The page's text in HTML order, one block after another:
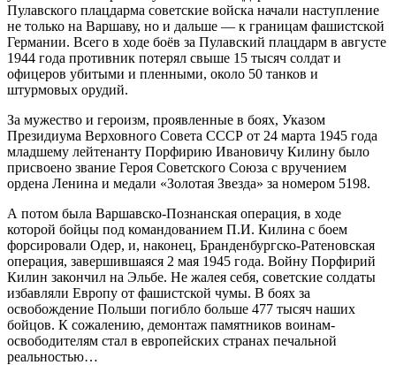
Пулавского плацдарма советские войска начали наступление
не только на Варшаву, но и дальше — к границам фашистской
Германии. Всего в ходе боёв за Пулавский плацдарм в августе
1944 года противник потерял свыше 15 тысяч солдат и
офицеров убитыми и пленными, около 50 танков и
штурмовых орудий.
За мужество и героизм, проявленные в боях, Указом
Президиума Верховного Совета СССР от 24 марта 1945 года
младшему лейтенанту Порфирию Ивановичу Килину было
присвоено звание Героя Советского Союза с вручением
ордена Ленина и медали «Золотая Звезда» за номером 5198.
А потом была Варшавско-Познанская операция, в ходе
которой бойцы под командованием П.И. Килина с боем
форсировали Одер, и, наконец, Бранденбургско-Ратеновская
операция, завершившаяся 2 мая 1945 года. Войну Порфирий
Килин закончил на Эльбе. Не жалея себя, советские солдаты
избавляли Европу от фашистской чумы. В боях за
освобождение Польши погибло больше 477 тысяч наших
бойцов. К сожалению, демонтаж памятников воинам-
освободителям стал в европейских странах печальной
реальностью…